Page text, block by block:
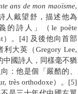
ans de mon maoïsme,
人戴望舒，描述他為
的詩人」（le poète
）。[4] 及後他向首部
大英（Gregory Lee,
國詩人，同樣毫不猶
：他是個「嚴酷的、
très orthodoxe）。[5]